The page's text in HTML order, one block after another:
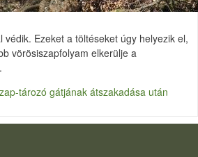
védik. Ezeket a töltéseket úgy helyezik el,
vörösiszapfolyam elkerülje a
tározó gátjának átszakadása után